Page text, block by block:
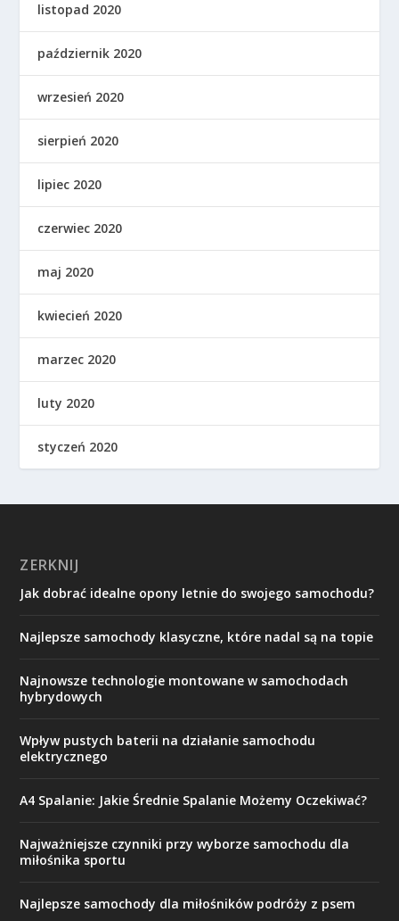
listopad 2020
październik 2020
wrzesień 2020
sierpień 2020
lipiec 2020
czerwiec 2020
maj 2020
kwiecień 2020
marzec 2020
luty 2020
styczeń 2020
ZERKNIJ
Jak dobrać idealne opony letnie do swojego samochodu?
Najlepsze samochody klasyczne, które nadal są na topie
Najnowsze technologie montowane w samochodach
hybrydowych
Wpływ pustych baterii na działanie samochodu
elektrycznego
A4 Spalanie: Jakie Średnie Spalanie Możemy Oczekiwać?
Najważniejsze czynniki przy wyborze samochodu dla
miłośnika sportu
Najlepsze samochody dla miłośników podróży z psem